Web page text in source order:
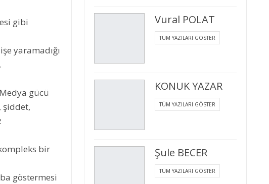
gibi
yaramadığı
gücü
şiddet,
bir
göstermesi
Vural POLAT
TÜM YAZILARI GÖSTER
KONUK YAZAR
TÜM YAZILARI GÖSTER
Şule BECER
TÜM YAZILARI GÖSTER